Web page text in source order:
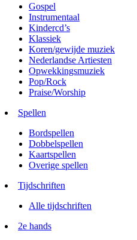
Gospel
Instrumentaal
Kindercd’s
Klassiek
Koren/gewijde muziek
Nederlandse Artiesten
Opwekkingsmuziek
Pop/Rock
Praise/Worship
Spellen
Bordspellen
Dobbelspellen
Kaartspellen
Overige spellen
Tijdschriften
Alle tijdschriften
2e hands